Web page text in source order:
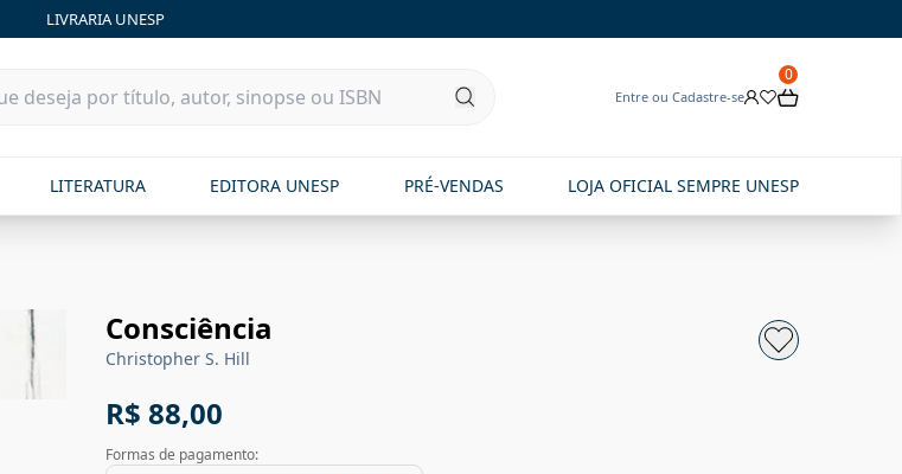
LIVRARIA UNESP
Entre ou Cadastre-se
0
LITERATURA EDITORA UNESP PRÉ-VENDAS LOJA OFICIAL SEMPRE UNESP
Consciência
Christopher S. Hill
R$ 88,00
Formas de pagamento: